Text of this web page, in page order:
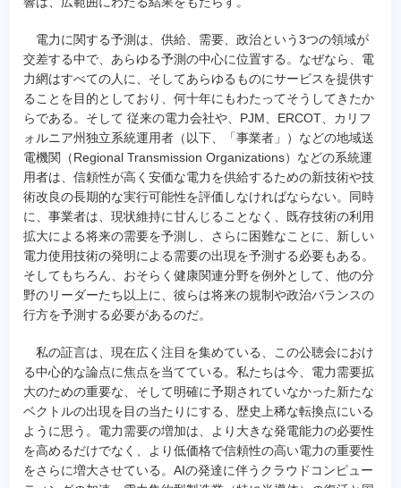
電力に関する予測は、供給、需要、政治という3つの領域が
交差する中で、あらゆる予測の中心に位置する。なぜなら、電
力網はすべての人に、そしてあらゆるものにサービスを提供す
ることを目的としており、何十年にもわたってそうしてきたか
らである。そして 従来の電力会社や、PJM、ERCOT、カリフ
ォルニア州独立系統運用者（以下、「事業者」）などの地域送
電機関（Regional Transmission Organizations）などの系統運
用者は、信頼性が高く安価な電力を供給するための新技術や技
術改良の長期的な実行可能性を評価しなければならない。同時
に、事業者は、現状維持に甘んじることなく、既存技術の利用
拡大による将来の需要を予測し、さらに困難なことに、新しい
電力使用技術の発明による需要の出現を予測する必要もある。
そしてもちろん、おそらく健康関連分野を例外として、他の分
野のリーダーたち以上に、彼らは将来の規制や政治バランスの
行方を予測する必要があるのだ。
私の証言は、現在広く注目を集めている、この公聴会におけ
る中心的な論点に焦点を当てている。私たちは今、電力需要拡
大のための重要な、そして明確に予期されていなかった新たな
ベクトルの出現を目の当たりにする、歴史上稀な転換点にいる
ように思う。電力需要の増加は、より大きな発電能力の必要性
を高めるだけでなく、より低価格で信頼性の高い電力の重要性
をさらに増大させている。AIの発達に伴うクラウドコンピュー